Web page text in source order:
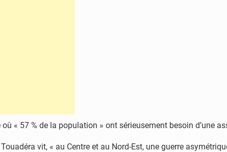
« 57 % de la population » ont sérieusement besoin d’une
vit, « au Centre et au Nord-Est, une guerre